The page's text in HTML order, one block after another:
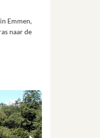
Emmen,
naar de